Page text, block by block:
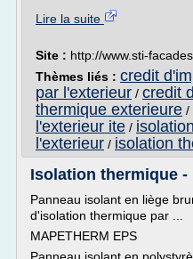
Lire la suite
Site : http://www.sti-
Thèmes liés : credit
par l'exterieur / credit
thermique exterieure /
l'exterieur ite /
l'exterieur / isolation
Isolation thermique -
Panneau isolant en liège
d'isolation thermique par ...
MAPETHERM EPS